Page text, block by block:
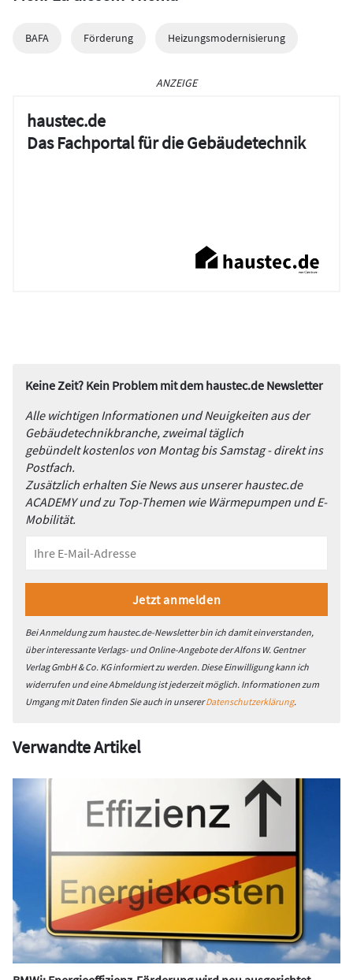
BAFA Förderung Heizungsmodernisierung
ANZEIGE
haustec.de
Das Fachportal für die Gebäudetechnik
Keine Zeit? Kein Problem mit dem haustec.de Newsletter
Alle wichtigen Informationen und Neuigkeiten aus der
Gebäudetechnikbranche, zweimal täglich
gebündelt kostenlos von Montag bis Samstag - direkt ins
Postfach.
Zusätzlich erhalten Sie News aus unserer haustec.de
ACADEMY und zu Top-Themen wie Wärmepumpen und E-
Mobilität.
Bei Anmeldung zum haustec.de-Newsletter bin ich damit einverstanden,
über interessante Verlags- und Online-Angebote der Alfons W. Gentner
Verlag GmbH & Co. KG informiert zu werden. Diese Einwilligung kann ich
widerrufen und eine Abmeldung ist jederzeit möglich. Informationen zum
Umgang mit Daten finden Sie auch in unsererDatenschutzerklärung.
Verwandte Artikel